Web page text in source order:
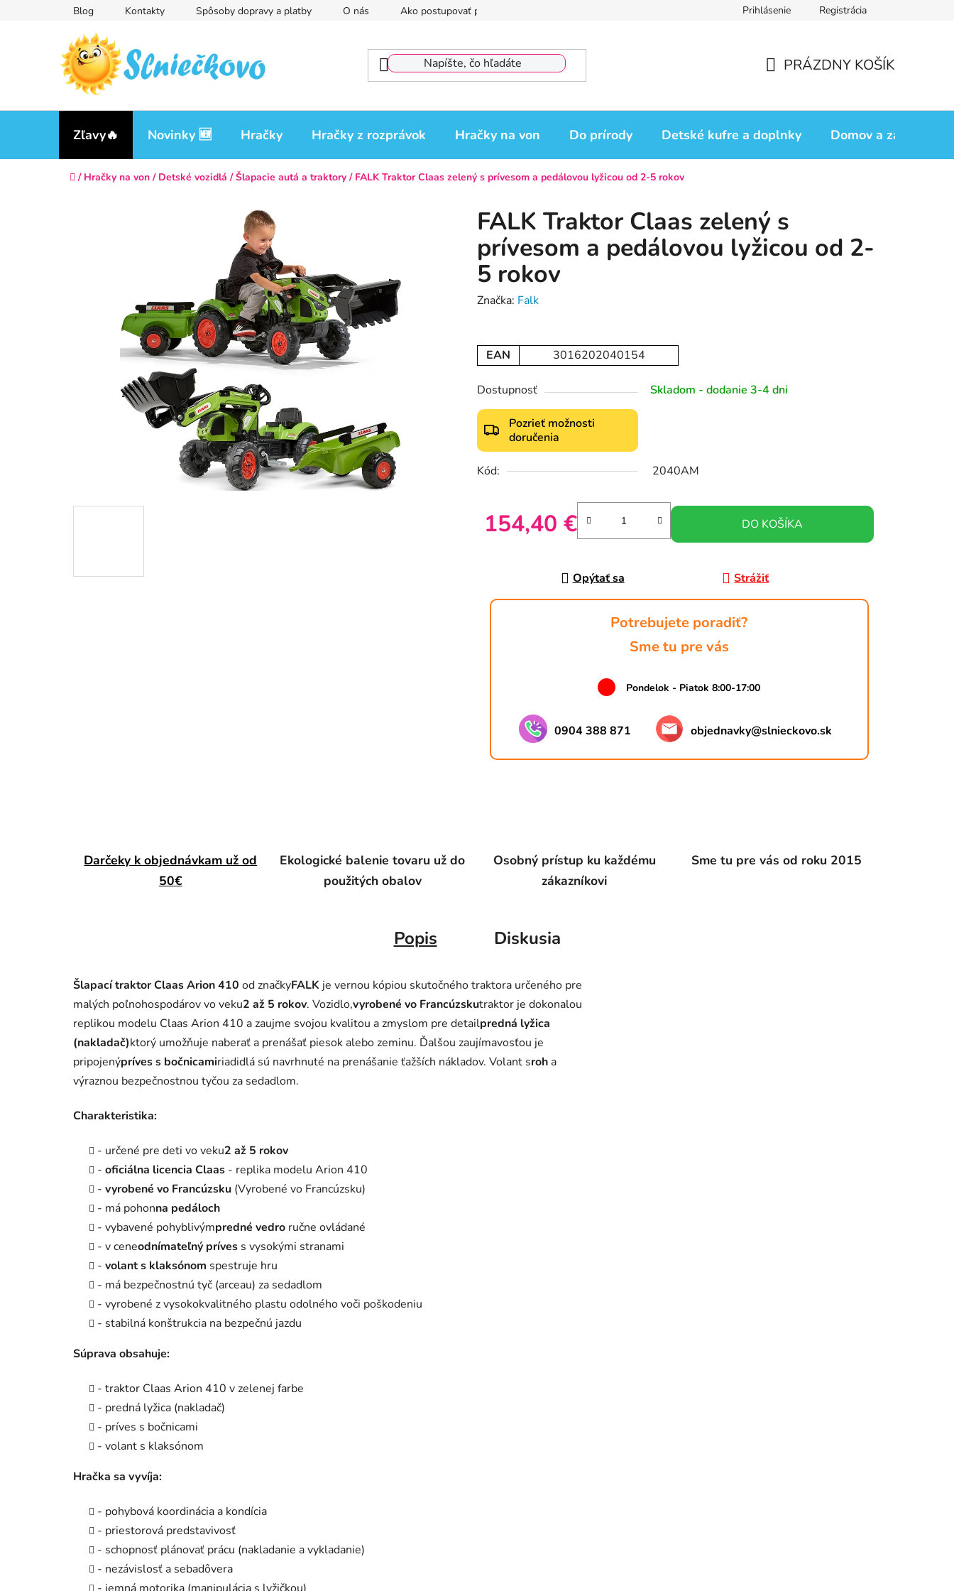
Blog Kontakty Spôsoby dopravy a platby O nás Ako postupovať pri reklamácii Vrátenie tovaru Obchodné podmienky
Prihlásenie Registrácia
KOŠÍK
PRÁZDNY KOŠÍK
Zľavy🔥 Novinky 🆕 Hračky Hračky z rozprávok Hračky na von Do prírody Detské kufre a doplnky Domov a záhrada
Domov
/ Hračky na von / Detské vozidlá / Šlapacie autá a traktory / FALK Traktor Claas zelený s prívesom a pedálovou lyžicou od 2-5 rokov
FALK Traktor Claas zelený s
prívesom a pedálovou lyžicou od 2-
5 rokov
Značka: Falk
EAN 3016202040154
Dostupnosť Skladom - dodanie 3-4 dni
Pozrieť možnosti
doručenia
Kód: 2040AM
154,40 € DO KOŠÍKA
Opýtať sa Strážiť
Potrebujete poradiť?
Sme tu pre vás
Pondelok - Piatok 8:00-17:00
0904 388 871 objednavky@slnieckovo.sk
Darčeky k objednávkam už od
50€
Ekologické balenie tovaru už do
použitých obalov
Osobný prístup ku každému
zákazníkovi
Sme tu pre vás od roku 2015
Popis Diskusia
Šlapací traktor Claas Arion 410 od značkyFALK je vernou kópiou skutočného traktora určeného pre
malých poľnohospodárov vo veku2 až 5 rokov. Vozidlo,vyrobené vo Francúzskutraktor je dokonalou
replikou modelu Claas Arion 410 a zaujme svojou kvalitou a zmyslom pre detailpredná lyžica
(nakladač)ktorý umožňuje naberať a prenášať piesok alebo zeminu. Ďalšou zaujímavosťou je
pripojenýpríves s bočnicamiriadidlá sú navrhnuté na prenášanie ťažších nákladov. Volant sroh a
výraznou bezpečnostnou tyčou za sedadlom.
Charakteristika:
- určené pre deti vo veku2 až 5 rokov
- oficiálna licencia Claas - replika modelu Arion 410
- vyrobené vo Francúzsku (Vyrobené vo Francúzsku)
- má pohonna pedáloch
- vybavené pohyblivýmpredné vedro ručne ovládané
- v ceneodnímateľný príves s vysokými stranami
- volant s klaksónom spestruje hru
- má bezpečnostnú tyč (arceau) za sedadlom
- vyrobené z vysokokvalitného plastu odolného voči poškodeniu
- stabilná konštrukcia na bezpečnú jazdu
Súprava obsahuje:
- traktor Claas Arion 410 v zelenej farbe
- predná lyžica (nakladač)
- príves s bočnicami
- volant s klaksónom
Hračka sa vyvíja:
- pohybová koordinácia a kondícia
- priestorová predstavivosť
- schopnosť plánovať prácu (nakladanie a vykladanie)
- nezávislosť a sebadôvera